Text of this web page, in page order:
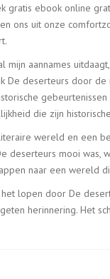
gratis ebook online
ons uit onze
aannames
deserteurs door
die zijn
wereld en een
deserteurs mooi
naar een wereld
lopen door De
herinnering. Het